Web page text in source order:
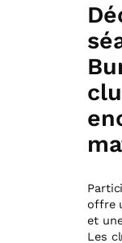
offre
et
Les